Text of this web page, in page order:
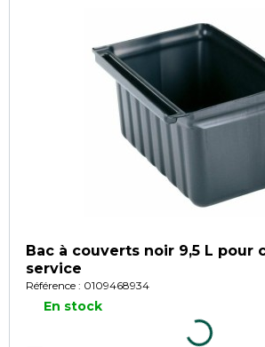
Bac à couverts noir 9,5 L pour
service
Référence : 0109468934
En stock